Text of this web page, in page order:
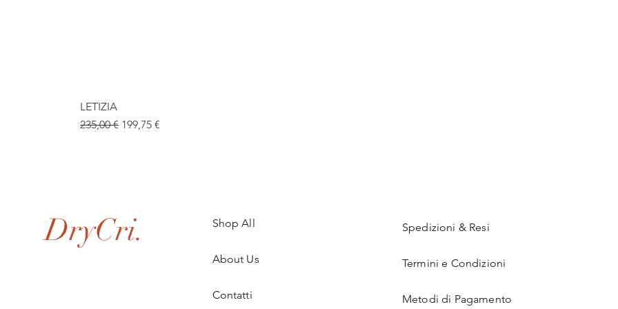
LETIZIA
Prezzo regolare
235,00 € Prezzo scontato
199,75 €
DryCri. Shop All
About Us
Contatti
Spedizioni & Resi
Termini e Condizioni
Metodi di Pagamento